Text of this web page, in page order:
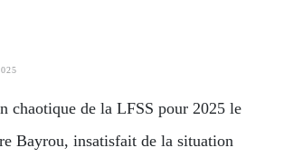
chaotique de la LFSS pour 2025 le
Bayrou, insatisfait de la situation